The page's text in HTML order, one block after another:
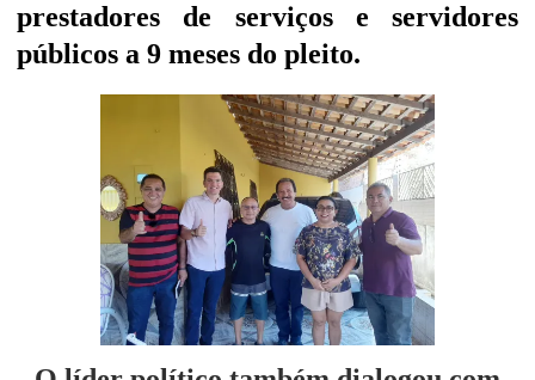
prestadores de serviços e servidores
públicos a 9 meses do pleito.